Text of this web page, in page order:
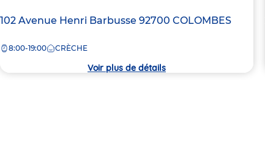
Adresse
la
102 Avenue Henri Barbusse 92700 COLOMBES
8:00-19:00 CRÈCHE
Voir plus de détails